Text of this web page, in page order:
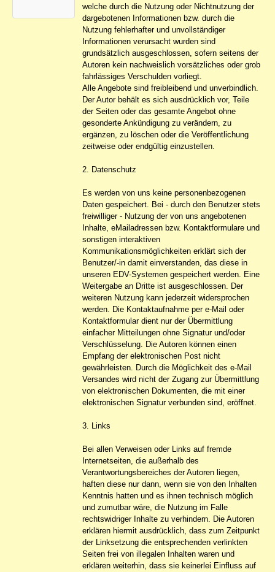
welche durch die Nutzung oder Nichtnutzung der
dargebotenen Informationen bzw. durch die
Nutzung fehlerhafter und unvollständiger
Informationen verursacht wurden sind
grundsätzlich ausgeschlossen, sofern seitens der
Autoren kein nachweislich vorsätzliches oder grob
fahrlässiges Verschulden vorliegt.
Alle Angebote sind freibleibend und unverbindlich.
Der Autor behält es sich ausdrücklich vor, Teile
der Seiten oder das gesamte Angebot ohne
gesonderte Ankündigung zu verändern, zu
ergänzen, zu löschen oder die Veröffentlichung
zeitweise oder endgültig einzustellen.
2. Datenschutz
Es werden von uns keine personenbezogenen
Daten gespeichert. Bei - durch den Benutzer stets
freiwilliger - Nutzung der von uns angebotenen
Inhalte, eMailadressen bzw. Kontaktformulare und
sonstigen interaktiven
Kommunikationsmöglichkeiten erklärt sich der
Benutzer/-in damit einverstanden, das diese in
unseren EDV-Systemen gespeichert werden. Eine
Weitergabe an Dritte ist ausgeschlossen. Der
weiteren Nutzung kann jederzeit widersprochen
werden. Die Kontaktaufnahme per e-Mail oder
Kontaktformular dient nur der Übermittlung
einfacher Mitteilungen ohne Signatur und/oder
Verschlüsselung. Die Autoren können einen
Empfang der elektronischen Post nicht
gewährleisten. Durch die Möglichkeit des e-Mail
Versandes wird nicht der Zugang zur Übermittlung
von elektronischen Dokumenten, die mit einer
elektronischen Signatur verbunden sind, eröffnet.
3. Links
Bei allen Verweisen oder Links auf fremde
Internetseiten, die außerhalb des
Verantwortungsbereiches der Autoren liegen,
haften diese nur dann, wenn sie von den Inhalten
Kenntnis hatten und es ihnen technisch möglich
und zumutbar wäre, die Nutzung im Falle
rechtswidriger Inhalte zu verhindern. Die Autoren
erklären hiermit ausdrücklich, dass zum Zeitpunkt
der Linksetzung die entsprechenden verlinkten
Seiten frei von illegalen Inhalten waren und
erklären weiterhin, dass sie keinerlei Einfluss auf